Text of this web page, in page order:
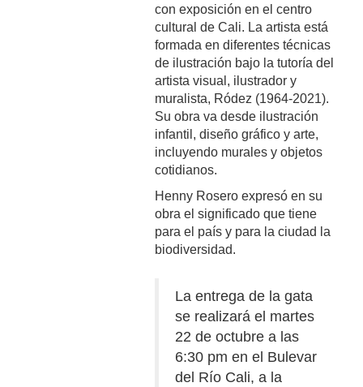
con exposición en el centro
cultural de Cali. La artista está
formada en diferentes técnicas
de ilustración bajo la tutoría del
artista visual, ilustrador y
muralista, Ródez (1964-2021).
Su obra va desde ilustración
infantil, diseño gráfico y arte,
incluyendo murales y objetos
cotidianos.
Henny Rosero expresó en su
obra el significado que tiene
para el país y para la ciudad la
biodiversidad.
La entrega de la gata
se realizará el martes
22 de octubre a las
6:30 pm en el Bulevar
del Río Cali, a la